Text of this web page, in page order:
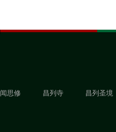
闻思修 昌列寺 昌列圣境